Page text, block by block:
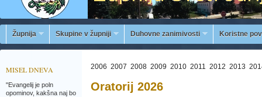
Župnija Skupine v župniji Duhovne zanimivosti Koristne
MISEL DNEVA
"Evangelij je poln
opominov, kakšna naj bo
2006 2007 2008 2009 2010 2011 2012 2013
Oratorij 2026